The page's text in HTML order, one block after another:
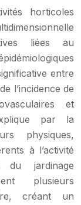
horticoles
liées au
entre
l’incidence de
et
par la
physiques,
à l’activité
du jardinage
plusieurs
créant un